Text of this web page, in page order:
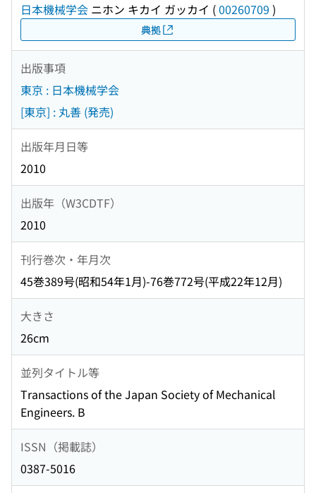
日本機械学会 ニホン キカイ ガッカイ (00260709 )
典拠
出版事項
東京 : 日本機械学会
[東京] : 丸善 (発売)
出版年月日等
2010
出版年（W3CDTF）
2010
刊行巻次・年月次
45巻389号(昭和54年1月)-76巻772号(平成22年12月)
大きさ
26cm
並列タイトル等
Transactions of the Japan Society of Mechanical
Engineers. B
ISSN（掲載誌）
0387-5016